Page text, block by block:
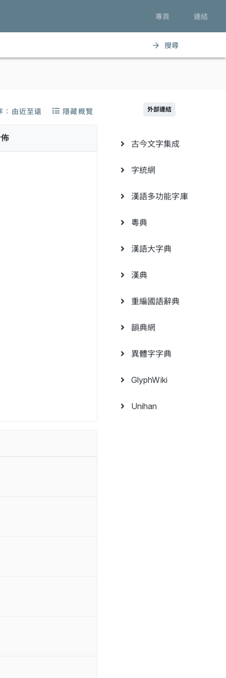
專頁 連結
arrow_forward 搜尋
：由近至遠 隱藏概覽 外部連結
古今文字集成
字統網
漢語多功能字庫
粵典
漢語大字典
漢典
重編國語辭典
韻典網
異體字字典
GlyphWiki
Unihan